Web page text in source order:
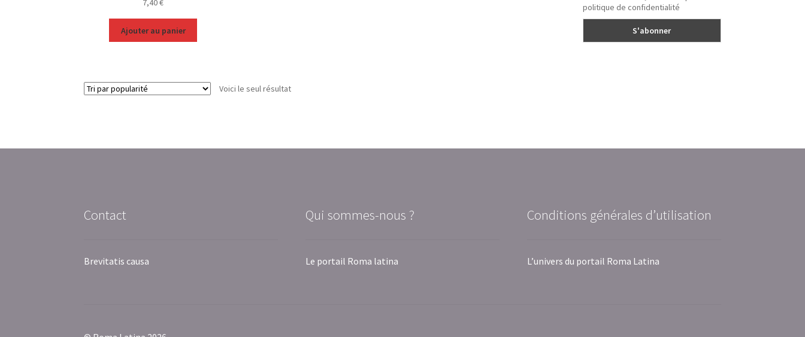
7,40€
Ajouter au panier
Voici le seul résultat
politique de confidentialité
Contact
Brevitatis causa
Qui sommes-nous ?
Le portail Roma latina
Conditions générales d’utilisation
L’univers du portail Roma Latina